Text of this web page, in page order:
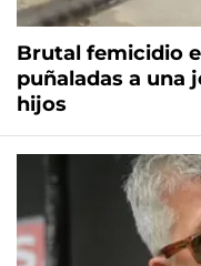
Brutal femicidio
puñaladas a una
hijos